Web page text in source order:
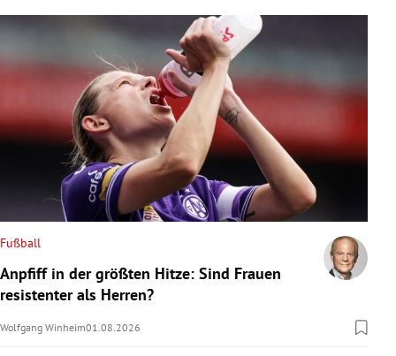
Fußball
Anpfiff in der größten Hitze: Sind Frauen
resistenter als Herren?
Wolfgang Winheim01.08.2026